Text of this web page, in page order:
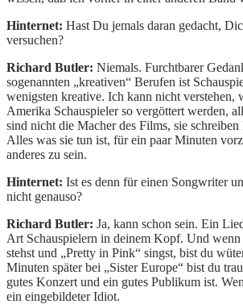
Hinternet: Hast Du jemals daran gedacht,
versuchen?
Richard Butler: Niemals. Furchtbarer
sogenannten „kreativen“ Berufen ist
wenigsten kreative. Ich kann nicht verstehen,
Amerika Schauspieler so vergöttert werden,
sind nicht die Macher des Films, sie
Alles was sie tun ist, für ein paar Minuten
anderes zu sein.
Hinternet: Ist es denn für einen Songwriter
nicht genauso?
Richard Butler: Ja, kann schon sein. Ein
Art Schauspielern in deinem Kopf. Und
stehst und „Pretty in Pink“ singst, bist du
Minuten später bei „Sister Europe“ bist du
gutes Konzert und ein gutes Publikum ist.
ein eingebildeter Idiot.